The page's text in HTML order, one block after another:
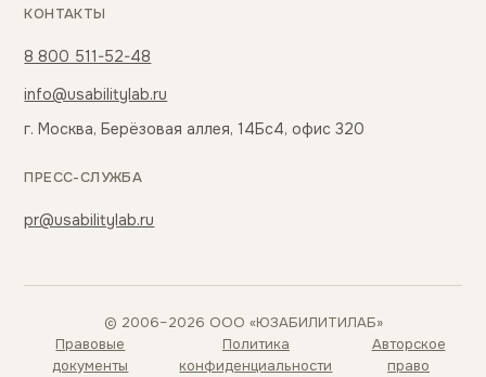
КОНТАКТЫ
8 800 511-52-48
info@usabilitylab.ru
г. Москва, Берёзовая аллея, 14Бс4, офис 320
ПРЕСС-СЛУЖБА
pr@usabilitylab.ru
© 2006–2026 ООО «ЮЗАБИЛИТИЛАБ»
Правовые
документы
Политика
конфиденциальности
Авторское
право